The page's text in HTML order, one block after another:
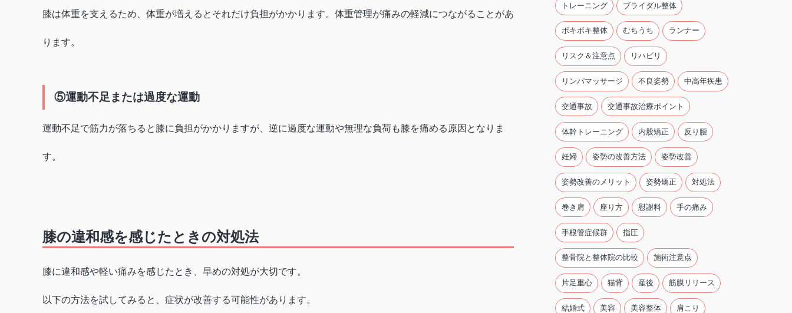
膝は体重を支えるため、体重が増えるとそれだけ負担がかかります。体重管理が痛みの軽減につながることがあ
ります。
⑤運動不足または過度な運動
運動不足で筋力が落ちると膝に負担がかかりますが、逆に過度な運動や無理な負荷も膝を痛める原因となりま
す。
膝の違和感を感じたときの対処法
膝に違和感や軽い痛みを感じたとき、早めの対処が大切です。
以下の方法を試してみると、症状が改善する可能性があります。
トレーニング ブライダル整体
ボキボキ整体 むちうち ランナー
リスク＆注意点 リハビリ
リンパマッサージ 不良姿勢 中高年疾患
交通事故 交通事故治療ポイント
体幹トレーニング 内股矯正 反り腰
妊婦 姿勢の改善方法 姿勢改善
姿勢改善のメリット 姿勢矯正 対処法
巻き肩 座り方 慰謝料 手の痛み
手根管症候群 指圧
整骨院と整体院の比較 施術注意点
片足重心 猫背 産後 筋膜リリース
結婚式 美容 美容整体 肩こり